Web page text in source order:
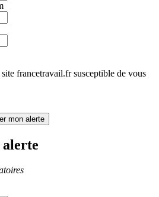
francetravail.fr susceptible de vous
mon alerte